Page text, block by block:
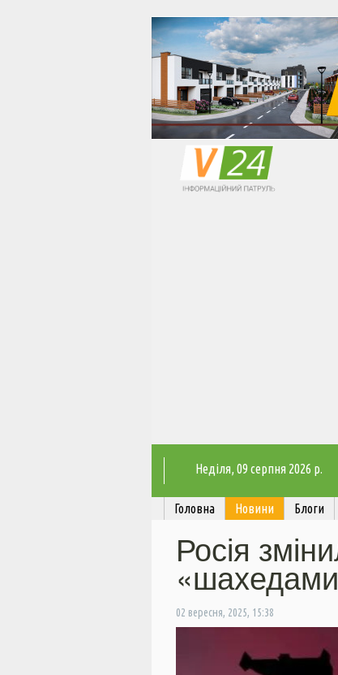
Неділя, 09 серпня 2026 р.
Головна Новини Блоги
Росія
02 вересня, 2025, 15:38